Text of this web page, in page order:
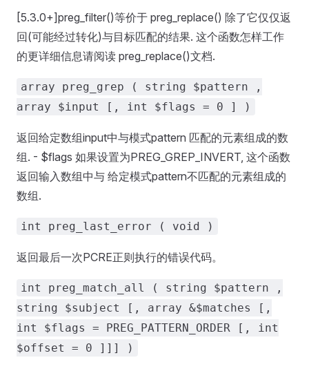
[5.3.0+]preg_filter()等价于 preg_replace() 除了它仅仅返
回(可能经过转化)与目标匹配的结果. 这个函数怎样工作
的更详细信息请阅读 preg_replace()文档.
array preg_grep ( string $pattern ,
array $input [, int $flags = 0 ] )
返回给定数组input中与模式pattern 匹配的元素组成的数
组. - $flags 如果设置为PREG_GREP_INVERT, 这个函数
返回输入数组中与 给定模式pattern不匹配的元素组成的
数组.
int preg_last_error ( void )
返回最后一次PCRE正则执行的错误代码。
int preg_match_all ( string $pattern ,
string $subject [, array &$matches [,
int $flags = PREG_PATTERN_ORDER [, int
$offset = 0 ]]] )